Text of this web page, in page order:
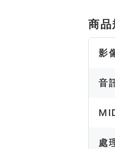
商品
影
音
處